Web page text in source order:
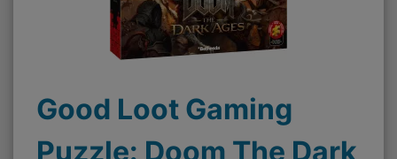
Good Loot Gaming
Puzzle: Doom The Dark